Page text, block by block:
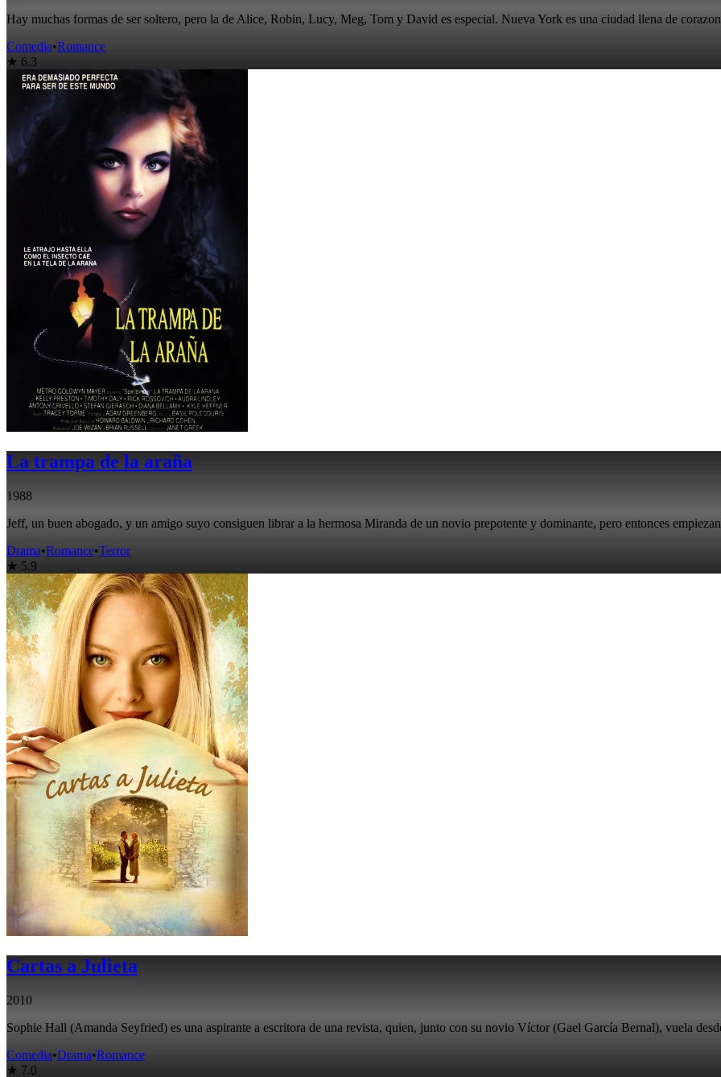
Hay muchas formas de ser soltero, pero la de Alice, Robin, Lucy, Meg, Tom y David es especial. Nueva York es una ciudad llena de
Comedia•Romance
★ 6.3
La trampa de la araña
1988
Jeff, un buen abogado, y un amigo suyo consiguen librar a la hermosa Miranda de un novio prepotente y dominante, pero entonces
Drama•Romance•Terror
★ 5.9
Cartas a Julieta
2010
Sophie Hall (Amanda Seyfried) es una aspirante a escritora de una revista, quien, junto con su novio Víctor (Gael García Bernal), vuela
Comedia•Drama•Romance
★ 7.0